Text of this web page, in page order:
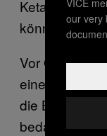
könnte.
Vor Ort
einen befragt.
die
bedacht
our very